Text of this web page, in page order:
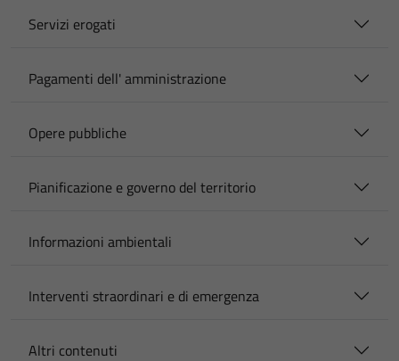
Servizi erogati
Pagamenti dell' amministrazione
Opere pubbliche
Pianificazione e governo del territorio
Informazioni ambientali
Interventi straordinari e di emergenza
Altri contenuti